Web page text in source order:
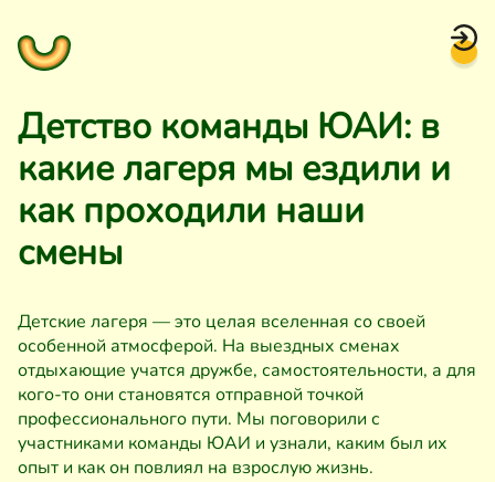
Детство команды ЮАИ: в
какие лагеря мы ездили и
как проходили наши
смены
Детские лагеря — это целая вселенная со своей
особенной атмосферой. На выездных сменах
отдыхающие учатся дружбе, самостоятельности, а для
кого-то они становятся отправной точкой
профессионального пути. Мы поговорили с
участниками команды ЮАИ и узнали, каким был их
опыт и как он повлиял на взрослую жизнь.